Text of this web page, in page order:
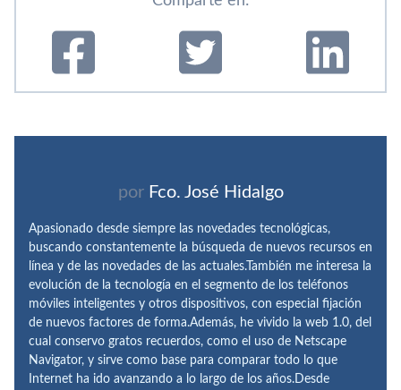
por Fco. José Hidalgo
Apasionado desde siempre las novedades tecnológicas,
buscando constantemente la búsqueda de nuevos recursos en
línea y de las novedades de las actuales.También me interesa la
evolución de la tecnología en el segmento de los teléfonos
móviles inteligentes y otros dispositivos, con especial fijación
de nuevos factores de forma.Además, he vivido la web 1.0, del
cual conservo gratos recuerdos, como el uso de Netscape
Navigator, y sirve como base para comparar todo lo que
Internet ha ido avanzando a lo largo de los años.Desde